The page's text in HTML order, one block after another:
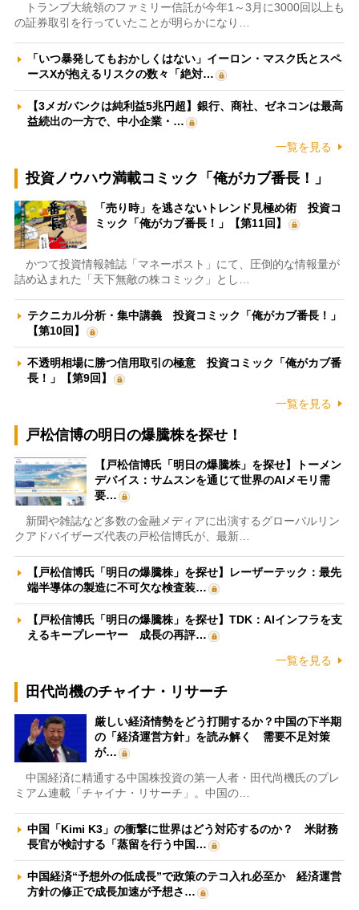
トランプ大統領のファミリー信託が今年1～3月に3000回以上も
の証券取引を行っていたことが明らかになり…
「いつ暴発してもおかしくはない」イーロン・マスク氏とスペ
ースXが抱えるリスクの数々「絶対…
【3メガバンクは純利益5兆円超】銀行、商社、ゼネコンは最高
益続出の一方で、中小企業・…
一覧を見る
投資ノウハウ満載コミック「俺がカブ番長！」
「売り時」を逃さないトレンド見極め術 投資コ
ミック「俺がカブ番長！」【第11回】
かつて投資情報雑誌「マネーポスト」にて、圧倒的な情報量が
詰め込まれた「天下無敵の株コミック」とし…
テクニカル分析・集中講義 投資コミック「俺がカブ番長！」
【第10回】
不透明相場に勝つ信用取引の極意 投資コミック「俺がカブ番
長！」【第9回】
一覧を見る
戸松信博の明日の爆騰株を探せ！
【戸松信博氏「明日の爆騰株」を探せ】トーメン
デバイス：サムスンを通じて世界のAIメモリ需
要…
新聞や雑誌など多数の金融メディアに出演するグローバルリン
クアドバイザーズ代表の戸松信博氏が、最新…
【戸松信博氏「明日の爆騰株」を探せ】レーザーテック：最先
端半導体の製造に不可欠な検査装…
【戸松信博氏「明日の爆騰株」を探せ】TDK：AIインフラを支
えるキープレーヤー 成長の再評…
一覧を見る
田代尚機のチャイナ・リサーチ
厳しい経済情勢をどう打開するか？中国の下半期
の「経済運営方針」を読み解く 需要不足対策
が…
中国経済に精通する中国株投資の第一人者・田代尚機氏のプレ
ミアム連載「チャイナ・リサーチ」。中国の…
中国「Kimi K3」の衝撃に世界はどう対応するのか？ 米財務
長官が検討する「蒸留を行う中国…
中国経済“予想外の低成長”で政策のテコ入れ必至か 経済運営
方針の修正で成長加速が予想さ…